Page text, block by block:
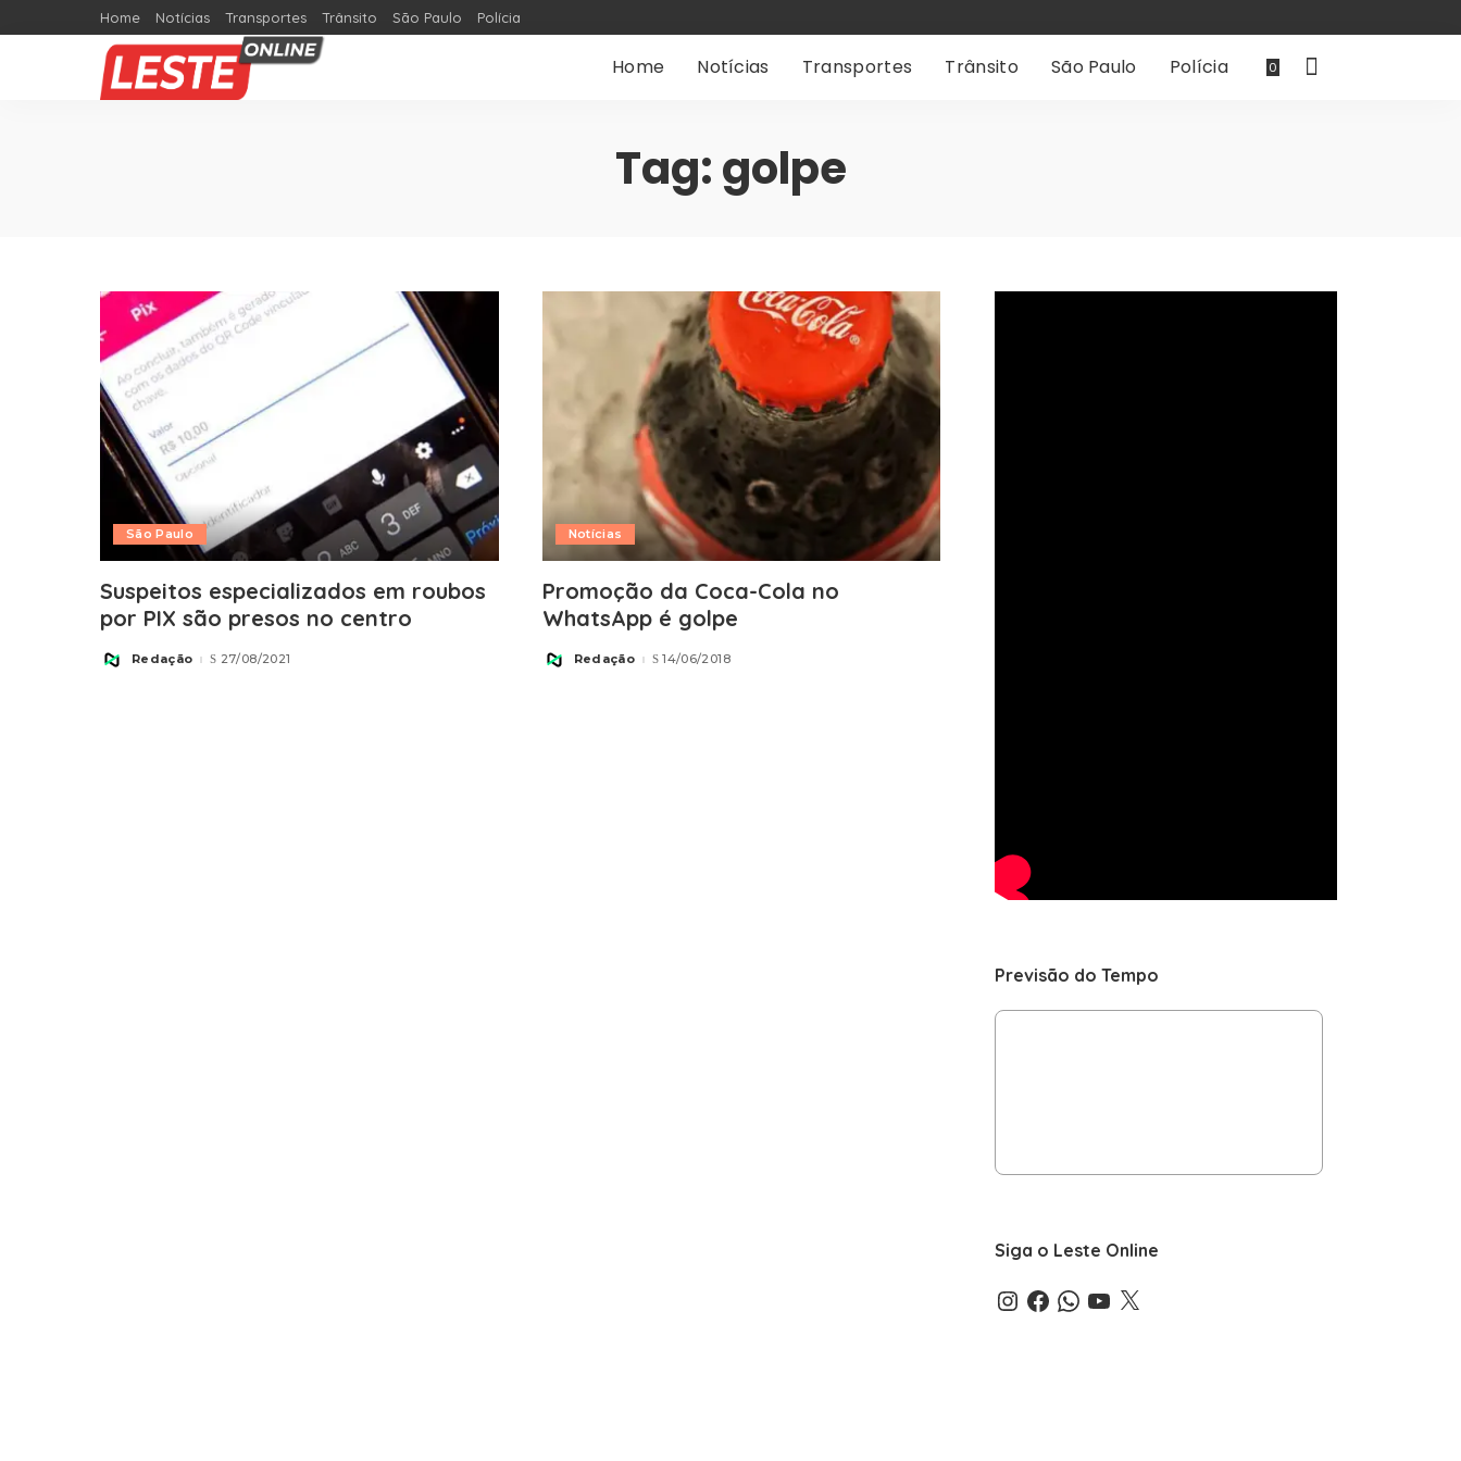
Home Notícias Transportes Trânsito São Paulo Polícia
Home Notícias Transportes Trânsito São Paulo Polícia 0
Tag:golpe
São Paulo
Suspeitos especializados em roubos
por PIX são presos no centro
PostedRedação 27/08/2021
Notícias
Promoção da Coca-Cola no
WhatsApp é golpe
PostedRedação 14/06/2018
Previsão do Tempo
Siga o Leste Online
Instagram
Facebook
WhatsApp
YouTube
X